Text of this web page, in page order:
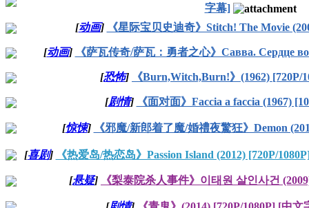
字幕]
[动画] 《星际宝贝史迪奇》Stitch! The Movie
[动画] 《萨瓦传奇/萨瓦：勇者之心》Савва. Сердце
[恐怖] 《Burn,Witch,Burn!》(1962) [720P/
[剧情] 《面对面》Faccia a faccia (1967)
[惊悚] 《邪魔/新郎着了魔/婚禮夜驚狂》Demon
[喜剧] 《热爱岛/热恋岛》Passion Island (2012) [720P/
[悬疑] 《梨泰院杀人事件》이태원 살인사건